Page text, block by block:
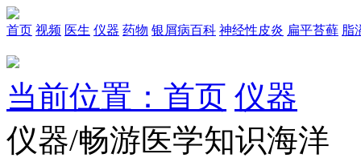
首页 视频 医生 仪器 药物 银屑病百科 神经性皮炎 扁平苔藓 脂
当前位置：首页 仪器
仪器/畅游医学知识海洋